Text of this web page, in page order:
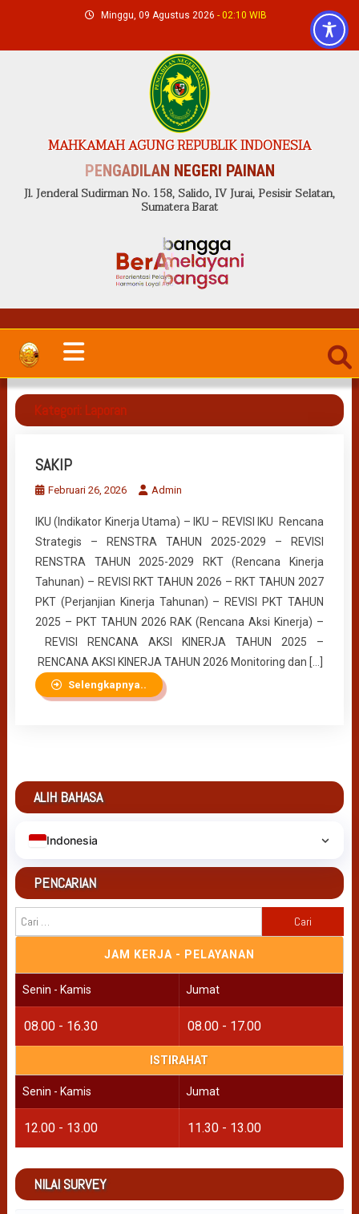
content
Minggu, 09 Agustus 2026 - 02:10 WIB
MAHKAMAH AGUNG REPUBLIK INDONESIA
PENGADILAN NEGERI PAINAN
Jl. Jenderal Sudirman No. 158, Salido, IV Jurai, Pesisir Selatan,
Sumatera Barat
Kategori: Laporan
SAKIP
Februari 26, 2026 Admin
IKU (Indikator Kinerja Utama) – IKU – REVISI IKU Rencana
Strategis – RENSTRA TAHUN 2025-2029 – REVISI
RENSTRA TAHUN 2025-2029 RKT (Rencana Kinerja
Tahunan) – REVISI RKT TAHUN 2026 – RKT TAHUN 2027
PKT (Perjanjian Kinerja Tahunan) – REVISI PKT TAHUN
2025 – PKT TAHUN 2026 RAK (Rencana Aksi Kinerja) –
REVISI RENCANA AKSI KINERJA TAHUN 2025 –
RENCANA AKSI KINERJA TAHUN 2026 Monitoring dan […]
Selengkapnya..
ALIH BAHASA
Indonesia
PENCARIAN
untuk:
JAM KERJA - PELAYANAN
Senin - Kamis Jumat
08.00 - 16.30 08.00 - 17.00
ISTIRAHAT
Senin - Kamis Jumat
12.00 - 13.00 11.30 - 13.00
NILAI SURVEY